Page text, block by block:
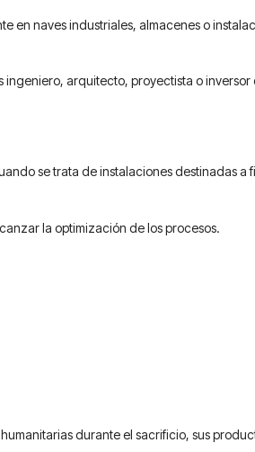
en naves industriales, almacenes o
ingeniero, arquitecto, proyectista o inversor
se trata de instalaciones destinadas a
la optimización de los procesos.
durante el sacrificio, sus